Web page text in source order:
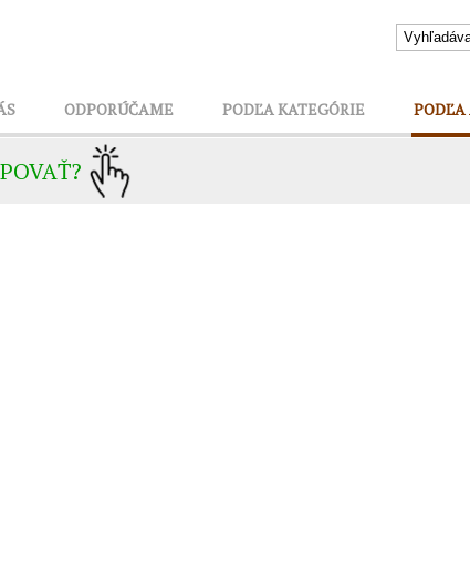
ODPORÚČAME PODĽA KATEGÓRIE PODĽA